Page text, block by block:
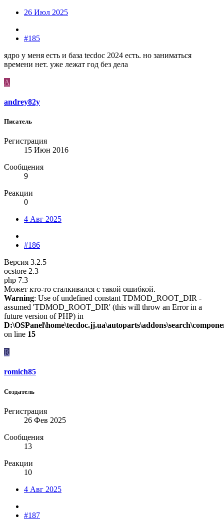
26 Июл 2025
#185
ядро у меня есть и база tecdoc 2024 есть. но заниматься
времени нет. уже лежат год без дела
A
andrey82y
Писатель
Регистрация
15 Июн 2016
Сообщения
9
Реакции
0
4 Авг 2025
#186
Версия 3.2.5
ocstore 2.3
php 7.3
Может кто-то сталкивался с такой ошибкой.
Warning: Use of undefined constant TDMOD_ROOT_DIR -
assumed 'TDMOD_ROOT_DIR' (this will throw an Error in a
future version of PHP) in
on line 15
R
romich85
Создатель
Регистрация
26 Фев 2025
Сообщения
13
Реакции
10
4 Авг 2025
#187